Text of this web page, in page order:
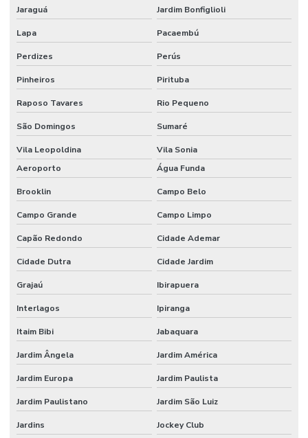
Curso NEBOSH IGC
Curso NEBOSH IGC Brasil
Cursos internacionais de segurança do trabalho
Elaboração de ltcat
Elaboração de mapa de risco
Elaboração de pcmso
Elaboração de ppra
Empresa de consultoria em saúde e segurança do trabalho
Empresa de consultoria em segurança do trabalho
Empresa de consultoria tecnico de segurança do trabalho
Empresa de higiene ocupacional
Empresa pgr
Empresa de segurança do trabalho
Empresa de segurança do trabalho sp
Jaraguá Jardim Bonfiglioli
Lapa Pacaembú
Perdizes Perús
Pinheiros Pirituba
Raposo Tavares Rio Pequeno
São Domingos Sumaré
Vila Leopoldina
Vila Sonia
Aeroporto
Água Funda
Brooklin Campo Belo
Campo Grande Campo Limpo
Capão Redondo Cidade Ademar
Cidade Dutra Cidade Jardim
Grajaú Ibirapuera
Interlagos Ipiranga
Itaim Bibi Jabaquara
Jardim Ângela Jardim América
Jardim Europa Jardim Paulista
Jardim Paulistano Jardim São Luiz
Jardins Jockey Club